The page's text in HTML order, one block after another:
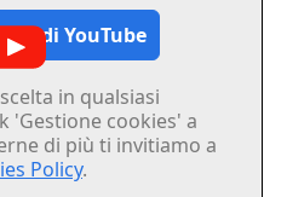
di YouTube
in qualsiasi
'Gestione cookies' a
di più ti invitiamo a
Policy.